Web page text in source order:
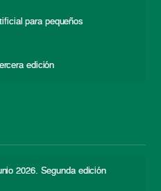
para pequeños
edición
2026. Segunda edición